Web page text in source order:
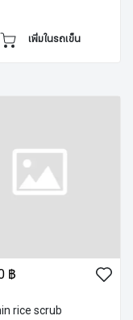
เพิ่มในรถเข็น
฿
rice scrub